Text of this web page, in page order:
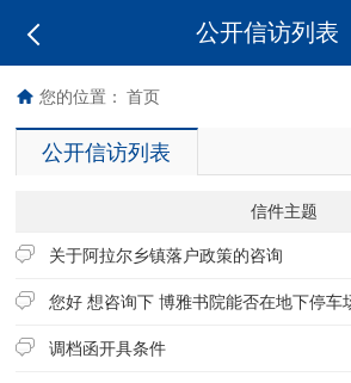
公开信访列表
您的位置： 首页
公开信访列表
信件主题
关于阿拉尔乡镇落户政策的咨询
您好 想咨询下 博雅书院能否在地下停车
调档函开具条件